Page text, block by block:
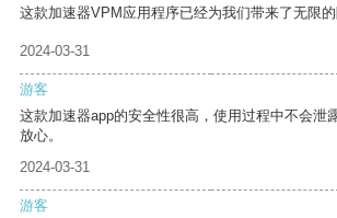
这款加速器VPM应用程序已经为我们带来了无限的
2024-03-31
游客
这款加速器app的安全性很高，使用过程中不会泄
放心。
2024-03-31
游客